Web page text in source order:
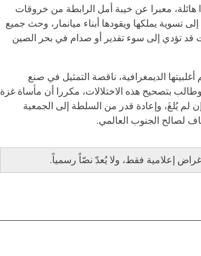
هائلة، معبرا عن خيبة أمل الرابطة من خروقات
تسوية يملكها ويقودها أبناء ميانمار، وحث جميع
قد تؤدي إلى سوء تقدير أو صدام في بحر الصين
الديمغرافية، ناقصة التمثيل في صنع
وطالب بتصحيح هذه الاختلالات، مكررا أن مأساة غزة
لم يُلغَ، وإعادة قدر من السلطة إلى الجمعية
لصالح الجنوب العالمي.
إعلامية فقط، ولا يُعدّ نصّاً رسمياً.